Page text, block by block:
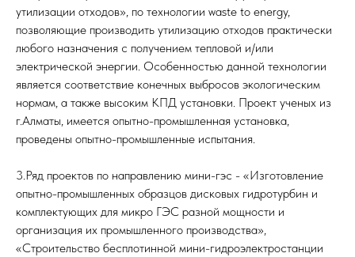
утилизации отходов», по технологии waste to energy,
позволяющие производить утилизацию отходов практически
любого назначения с получением тепловой и/или
электрической энергии. Особенностью данной технологии
является соответствие конечных выбросов экологическим
нормам, а также высоким КПД установки. Проект ученых из
г.Алматы, имеется опытно-промышленная установка,
проведены опытно-промышленные испытания.
3.Ряд проектов по направлению мини-гэс - «Изготовление
опытно-промышленных образцов дисковых гидротурбин и
комплектующих для микро ГЭС разной мощности и
организация их промышленного производства»,
«Строительство бесплотинной мини-гидроэлектростанции